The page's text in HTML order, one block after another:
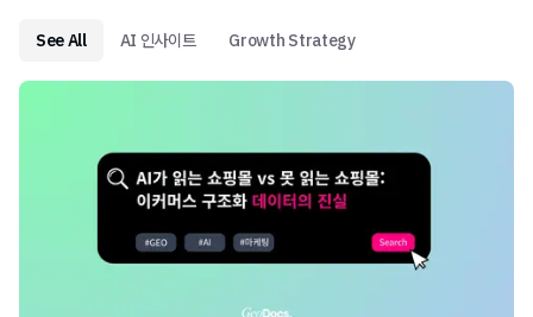
See All AI 인사이트 Growth Strategy